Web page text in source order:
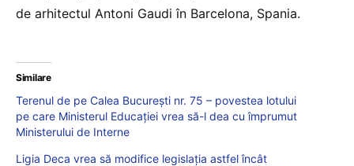
de arhitectul Antoni Gaudi în Barcelona, Spania.
Similare
Terenul de pe Calea București nr. 75 – povestea lotului
pe care Ministerul Educației vrea să-l dea cu împrumut
Ministerului de Interne
Ligia Deca vrea să modifice legislația astfel încât